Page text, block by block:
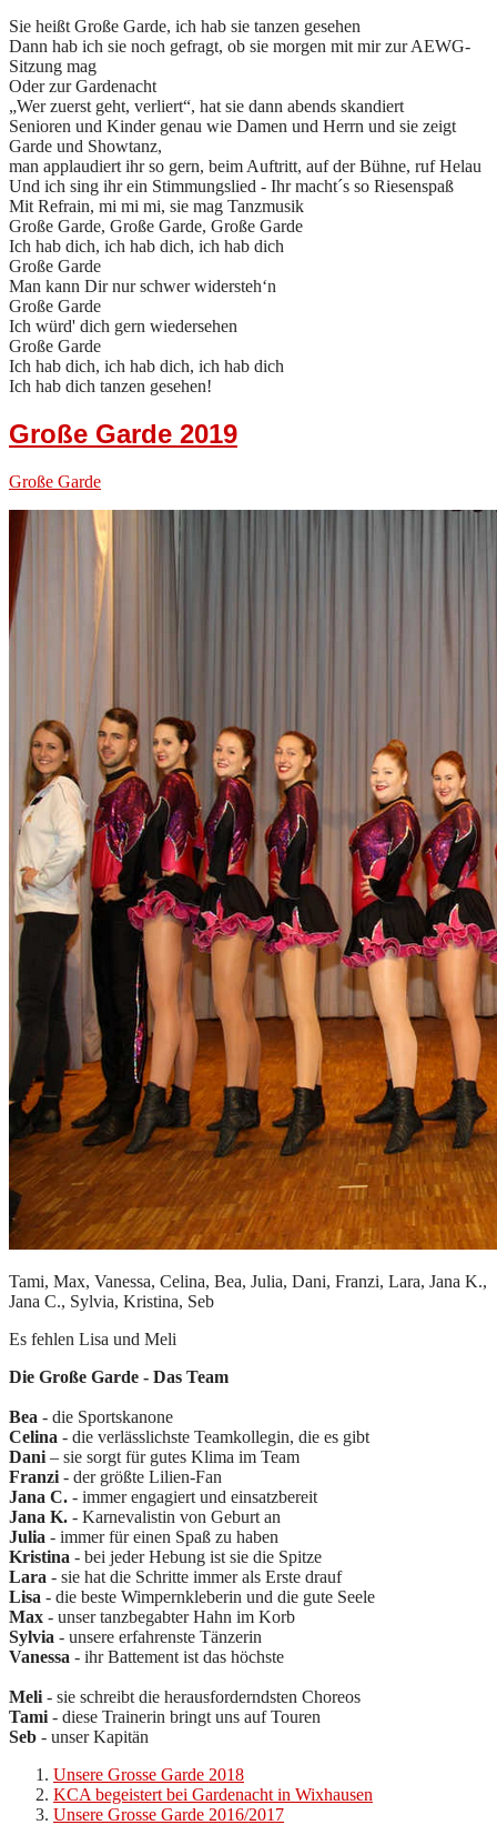
Sie heißt Große Garde, ich hab sie tanzen gesehen
Dann hab ich sie noch gefragt, ob sie morgen mit mir zur AEWG-
Sitzung mag
Oder zur Gardenacht
„Wer zuerst geht, verliert“, hat sie dann abends skandiert
Senioren und Kinder genau wie Damen und Herrn und sie zeigt
Garde und Showtanz,
man applaudiert ihr so gern, beim Auftritt, auf der Bühne, ruf Helau
Und ich sing ihr ein Stimmungslied - Ihr macht´s so Riesenspaß
Mit Refrain, mi mi mi, sie mag Tanzmusik
Große Garde, Große Garde, Große Garde
Ich hab dich, ich hab dich, ich hab dich
Große Garde
Man kann Dir nur schwer widersteh‘n
Große Garde
Ich würd' dich gern wiedersehen
Große Garde
Ich hab dich, ich hab dich, ich hab dich
Ich hab dich tanzen gesehen!
Große Garde 2019
Große Garde
Tami, Max, Vanessa, Celina, Bea, Julia, Dani, Franzi, Lara, Jana K.,
Jana C., Sylvia, Kristina, Seb
Es fehlen Lisa und Meli
Die Große Garde - Das Team
Bea - die Sportskanone
Celina - die verlässlichste Teamkollegin, die es gibt
Dani – sie sorgt für gutes Klima im Team
Franzi - der größte Lilien-Fan
Jana C. - immer engagiert und einsatzbereit
Jana K. - Karnevalistin von Geburt an
Julia - immer für einen Spaß zu haben
Kristina - bei jeder Hebung ist sie die Spitze
Lara - sie hat die Schritte immer als Erste drauf
Lisa - die beste Wimpernkleberin und die gute Seele
Max - unser tanzbegabter Hahn im Korb
Sylvia - unsere erfahrenste Tänzerin
Vanessa - ihr Battement ist das höchste
Meli - sie schreibt die herausforderndsten Choreos
Tami - diese Trainerin bringt uns auf Touren
Seb - unser Kapitän
Unsere Grosse Garde 2018
KCA begeistert bei Gardenacht in Wixhausen
Unsere Grosse Garde 2016/2017